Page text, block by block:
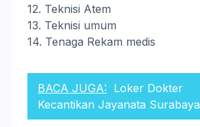
12. Teknisi Atem
13. Teknisi umum
14. Tenaga Rekam medis
BACA JUGA: Loker Dokter
Kecantikan Jayanata Surabaya